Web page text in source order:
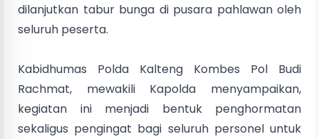
dilanjutkan tabur bunga di pusara pahlawan oleh
seluruh peserta.
Kabidhumas Polda Kalteng Kombes Pol Budi
Rachmat, mewakili Kapolda menyampaikan,
kegiatan ini menjadi bentuk penghormatan
sekaligus pengingat bagi seluruh personel untuk